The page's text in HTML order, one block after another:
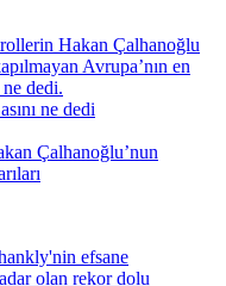
ne dedi